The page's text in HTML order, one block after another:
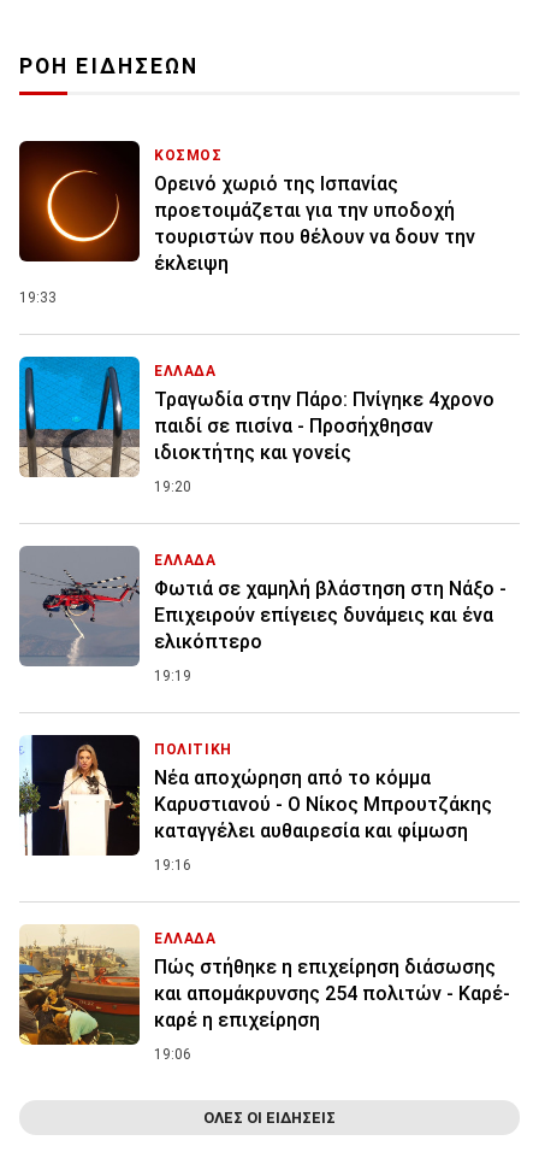
ΡΟΗ ΕΙΔΗΣΕΩΝ
ΚΟΣΜΟΣ
Ορεινό χωριό της Ισπανίας
προετοιμάζεται για την υποδοχή
τουριστών που θέλουν να δουν την
έκλειψη
19:33
ΕΛΛΑΔΑ
Τραγωδία στην Πάρο: Πνίγηκε 4χρονο
παιδί σε πισίνα - Προσήχθησαν
ιδιοκτήτης και γονείς
19:20
ΕΛΛΑΔΑ
Φωτιά σε χαμηλή βλάστηση στη Νάξο -
Επιχειρούν επίγειες δυνάμεις και ένα
ελικόπτερο
19:19
ΠΟΛΙΤΙΚΗ
Νέα αποχώρηση από το κόμμα
Καρυστιανού - Ο Νίκος Μπρουτζάκης
καταγγέλει αυθαιρεσία και φίμωση
19:16
ΕΛΛΑΔΑ
Πώς στήθηκε η επιχείρηση διάσωσης
και απομάκρυνσης 254 πολιτών - Καρέ-
καρέ η επιχείρηση
19:06
ΟΛΕΣ ΟΙ ΕΙΔΗΣΕΙΣ